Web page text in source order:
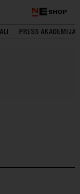
SHOP
PRESS AKADEMIJA